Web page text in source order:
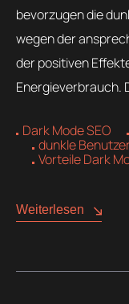
bevorzugen die
wegen der
der positiven
Energieverbrauch.
Dark Mode SEO
dunkle
Vorteile Dark
Weiterlesen